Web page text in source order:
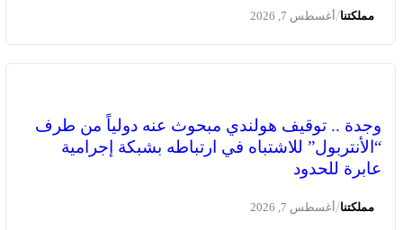
مملكتنا/أغسطس 7, 2026
وجدة .. توقيف هولندي مبحوث عنه دولياً من طرف
“الأنتربول” للاشتباه في ارتباطه بشبكة إجرامية
عابرة للحدود
مملكتنا/أغسطس 7, 2026